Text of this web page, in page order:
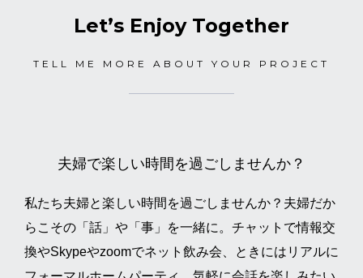
Let’s Enjoy Together
TELL ME MORE ABOUT YOUR PROJECT
夫婦で楽しい時間を過ごしませんか？
私たち夫婦と楽しい時間を過ごしませんか？夫婦だか
らこその「話」や「事」を一緒に。チャットで情報交
換やSkypeやzoomでネット飲み会、ときにはリアルに